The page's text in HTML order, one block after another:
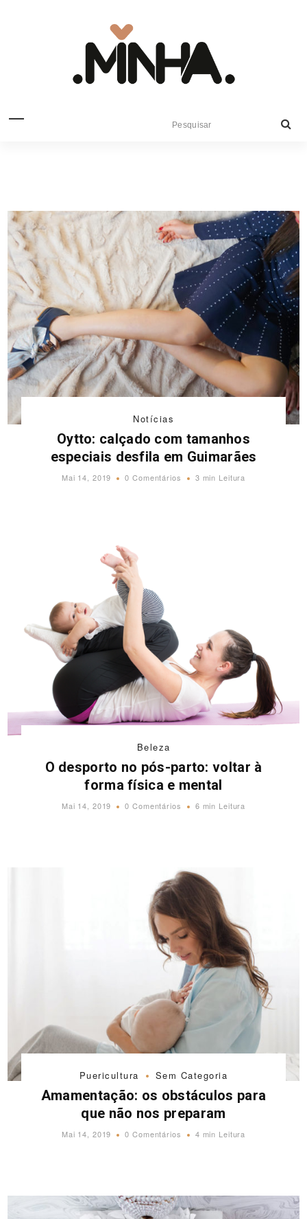
Notícias
Oytto: calçado com tamanhos
especiais desfila em Guimarães
Mai 14, 2019 0 Comentários 3 min Leitura
Beleza
O desporto no pós-parto: voltar à
forma física e mental
Mai 14, 2019 0 Comentários 6 min Leitura
Puericultura Sem Categoria
Amamentação: os obstáculos para
que não nos preparam
Mai 14, 2019 0 Comentários 4 min Leitura